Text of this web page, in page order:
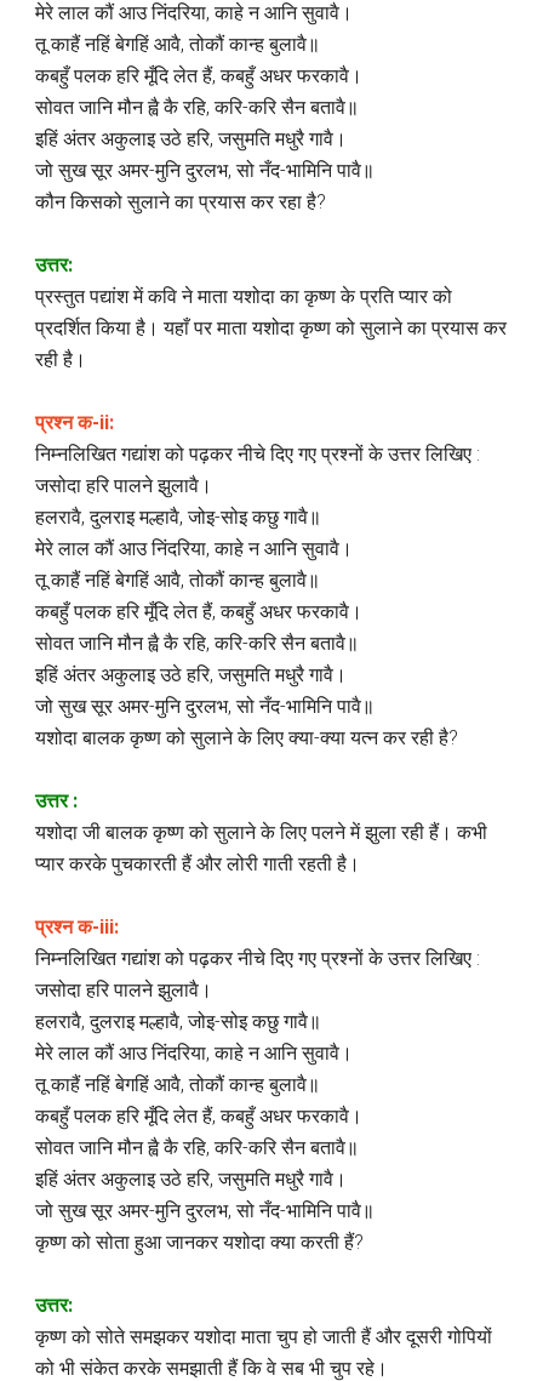
मेरे लाल कौं आउ निंदरिया, काहे न आनि सुवावै।
तू काहैं नहिं बेगहिं आवै, तोकौं कान्ह बुलावै॥
कबहुँ पलक हरि मूँदि लेत हैं, कबहुँ अधर फरकावै।
सोवत जानि मौन ह्वै कै रहि, करि-करि सैन बतावै॥
इहिं अंतर अकुलाइ उठे हरि, जसुमति मधुरै गावै।
जो सुख सूर अमर-मुनि दुरलभ, सो नँद-भामिनि पावै॥
कौन किसको सुलाने का प्रयास कर रहा है?
उत्तर:
प्रस्तुत पद्यांश में कवि ने माता यशोदा का कृष्ण के प्रति प्यार को
प्रदर्शित किया है। यहाँ पर माता यशोदा कृष्ण को सुलाने का प्रयास कर
रही है।
प्रश्न क-ii:
निम्नलिखित गद्यांश को पढ़कर नीचे दिए गए प्रश्नों के उत्तर लिखिए :
जसोदा हरि पालने झुलावै।
हलरावै, दुलराइ मल्हावै, जोइ-सोइ कछु गावै॥
मेरे लाल कौं आउ निंदरिया, काहे न आनि सुवावै।
तू काहैं नहिं बेगहिं आवै, तोकौं कान्ह बुलावै॥
कबहुँ पलक हरि मूँदि लेत हैं, कबहुँ अधर फरकावै।
सोवत जानि मौन ह्वै कै रहि, करि-करि सैन बतावै॥
इहिं अंतर अकुलाइ उठे हरि, जसुमति मधुरै गावै।
जो सुख सूर अमर-मुनि दुरलभ, सो नँद-भामिनि पावै॥
यशोदा बालक कृष्ण को सुलाने के लिए क्या-क्या यत्न कर रही है?
उत्तर :
यशोदा जी बालक कृष्ण को सुलाने के लिए पलने में झुला रही हैं। कभी
प्यार करके पुचकारती हैं और लोरी गाती रहती है।
प्रश्न क-iii:
निम्नलिखित गद्यांश को पढ़कर नीचे दिए गए प्रश्नों के उत्तर लिखिए :
जसोदा हरि पालने झुलावै।
हलरावै, दुलराइ मल्हावै, जोइ-सोइ कछु गावै॥
मेरे लाल कौं आउ निंदरिया, काहे न आनि सुवावै।
तू काहैं नहिं बेगहिं आवै, तोकौं कान्ह बुलावै॥
कबहुँ पलक हरि मूँदि लेत हैं, कबहुँ अधर फरकावै।
सोवत जानि मौन ह्वै कै रहि, करि-करि सैन बतावै॥
इहिं अंतर अकुलाइ उठे हरि, जसुमति मधुरै गावै।
जो सुख सूर अमर-मुनि दुरलभ, सो नँद-भामिनि पावै॥
कृष्ण को सोता हुआ जानकर यशोदा क्या करती हैं?
उत्तर:
कृष्ण को सोते समझकर यशोदा माता चुप हो जाती हैं और दूसरी गोपियों
को भी संकेत करके समझाती हैं कि वे सब भी चुप रहे।